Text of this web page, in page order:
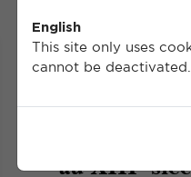
Giuliano Milani
Poésie
au XIII
English
This site only uses
cannot be deactivated.